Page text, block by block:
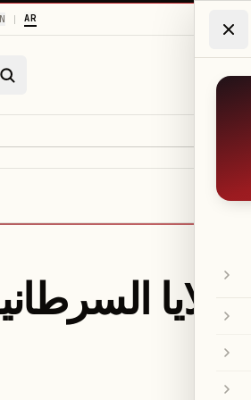
AR
|
الضوء لتدمير 99% من الخلايا